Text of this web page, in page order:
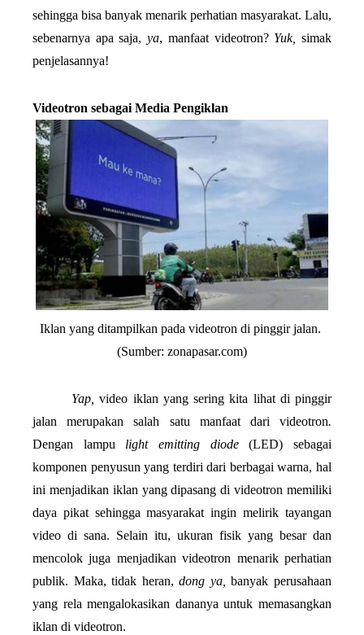
sehingga bisa banyak menarik perhatian masyarakat. Lalu,
sebenarnya apa saja, ya, manfaat videotron? Yuk, simak
penjelasannya!
Videotron sebagai Media Pengiklan
Iklan yang ditampilkan pada videotron di pinggir jalan.
(Sumber: zonapasar.com)
Yap, video iklan yang sering kita lihat di pinggir
jalan merupakan salah satu manfaat dari
videotron
Dengan lampu light emitting diode (LED) sebagai
komponen penyusun yang terdiri dari berbagai warna, hal
ini menjadikan iklan yang dipasang di videotron memiliki
daya pikat sehingga masyarakat ingin melirik tayangan
video di sana. Selain itu, ukuran fisik yang besar dan
mencolok juga menjadikan videotron menarik perhatian
publik. Maka, tidak heran, dong ya, banyak perusahaan
yang rela mengalokasikan dananya untuk memasangkan
iklan di videotron.